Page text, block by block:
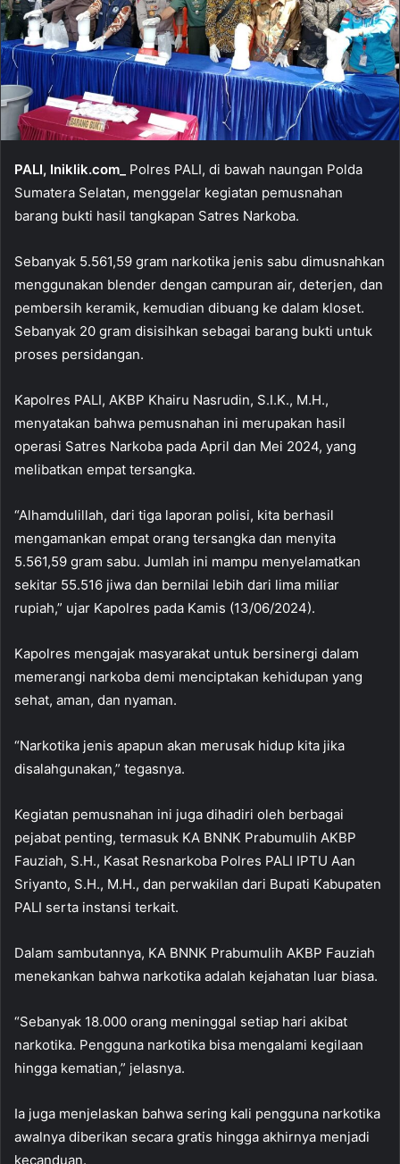
PALI, Iniklik.com_
Polres PALI, di bawah naungan Polda
Sumatera Selatan, menggelar kegiatan pemusnahan
barang bukti hasil tangkapan Satres Narkoba.
Sebanyak 5.561,59 gram narkotika jenis sabu dimusnahkan
menggunakan blender dengan campuran air, deterjen, dan
pembersih keramik, kemudian dibuang ke dalam kloset.
Sebanyak 20 gram disisihkan sebagai barang bukti untuk
proses persidangan.
Kapolres PALI, AKBP Khairu Nasrudin, S.I.K., M.H.,
menyatakan bahwa pemusnahan ini merupakan hasil
operasi Satres Narkoba pada April dan Mei 2024, yang
melibatkan empat tersangka.
“Alhamdulillah, dari tiga laporan polisi, kita berhasil
mengamankan empat orang tersangka dan menyita
5.561,59 gram sabu. Jumlah ini mampu menyelamatkan
sekitar 55.516 jiwa dan bernilai lebih dari lima miliar
rupiah,” ujar Kapolres pada Kamis (13/06/2024).
Kapolres mengajak masyarakat untuk bersinergi dalam
memerangi narkoba demi menciptakan kehidupan yang
sehat, aman, dan nyaman.
“Narkotika jenis apapun akan merusak hidup kita jika
disalahgunakan,” tegasnya.
Kegiatan pemusnahan ini juga dihadiri oleh berbagai
pejabat penting, termasuk KA BNNK Prabumulih AKBP
Fauziah, S.H., Kasat Resnarkoba Polres PALI IPTU Aan
Sriyanto, S.H., M.H., dan perwakilan dari Bupati Kabupaten
PALI serta instansi terkait.
Dalam sambutannya, KA BNNK Prabumulih AKBP Fauziah
menekankan bahwa narkotika adalah kejahatan luar biasa.
“Sebanyak 18.000 orang meninggal setiap hari akibat
narkotika. Pengguna narkotika bisa mengalami kegilaan
hingga kematian,” jelasnya.
Ia juga menjelaskan bahwa sering kali pengguna narkotika
awalnya diberikan secara gratis hingga akhirnya menjadi
kecanduan.